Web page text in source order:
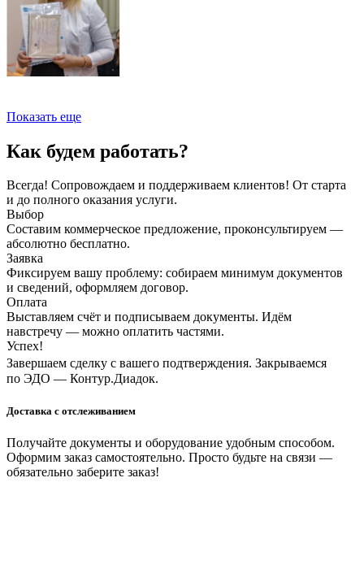
Показать еще
Как будем работать?
Всегда! Сопровождаем и поддерживаем клиентов! От старта
и до полного оказания услуги.
Выбор
Составим коммерческое предложение, проконсультируем —
абсолютно бесплатно.
Заявка
Фиксируем вашу проблему: собираем минимум документов
и сведений, оформляем договор.
Оплата
Выставляем счёт и подписываем документы. Идём
навстречу — можно оплатить частями.
Успех!
Завершаем сделку с вашего подтверждения. Закрываемся
по ЭДО — Контур.Диадок.
Доставка с отслеживанием
Получайте документы и оборудование удобным способом.
Оформим заказ самостоятельно. Просто будьте на связи —
обязательно заберите заказ!